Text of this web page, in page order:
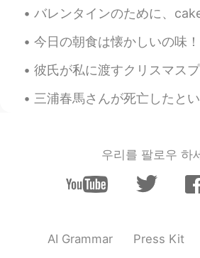
@23
thank you !
as well ☺️🥂
matsumi
おめでとうございます！
お誕生日おめでとうござ
JP EN
バレンタインのために、cake trufflesを作ります！ヴィーガンフロスティング、甘さ控えめで軽い仕上がり‼︎ 自分のレシピに
今日の朝食は懐かしいの味！ アメリカの子供たちの軽食として、アメリカのおふくろの味と言われてるピーナッツバターとジェリーのサ
彼氏が私に渡すクリスマスプレゼント昨日をくれたから泣きそうでヤバかった(笑笑)本当にびっくりしたわ‼︎アメリカではこれは売っていな
三浦春馬さんが死亡したというニュースって本当に信じられないわ。泣くほどのショックだ。いつもいつもドラマとかインタビュとかバラエティ
우리를 팔로우 하
AI Grammar Press Kit